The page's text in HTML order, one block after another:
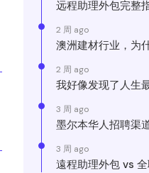
远程助理外包完整
2 周 ago
澳洲建材行业，为
2 周 ago
我好像发现了人生
3 周 ago
墨尔本华人招聘渠
3 周 ago
遠程助理外包 vs 全